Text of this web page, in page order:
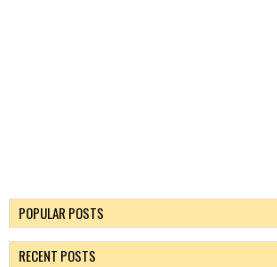
POPULAR POSTS
RECENT POSTS